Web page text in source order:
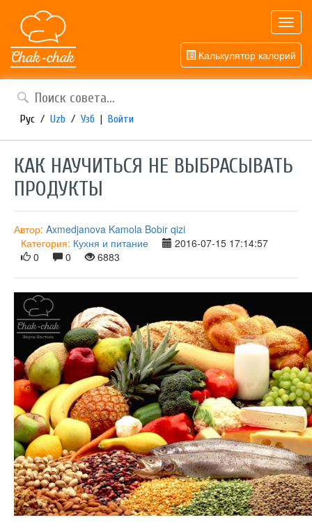
Калькулятор калорий
Рус / Uzb / Узб | Войти
КАК НАУЧИТЬСЯ НЕ ВЫБРАСЫВАТЬ
ПРОДУКТЫ
Автор: Axmedjanova Kamola Bobir qizi
Категория: Кухня и питание
2016-07-15 17:14:57
0
0 6883